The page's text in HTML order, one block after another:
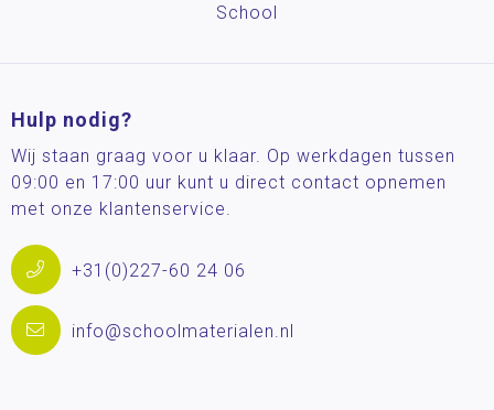
School
Hulp nodig?
Wij staan graag voor u klaar. Op werkdagen tussen
09:00 en 17:00 uur kunt u direct contact opnemen
met onze klantenservice.
+31(0)227-60 24 06
info@schoolmaterialen.nl